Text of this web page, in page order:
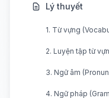
Lý thuyết
1. Từ vựng
2. Luyện tập từ
3. Ngữ âm
4. Ngữ pháp